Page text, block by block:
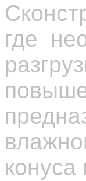
где
конуса